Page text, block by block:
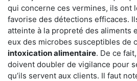
qui concerne ces vermines, ils ont
favorise des détections efficaces.
atteinte à la propreté des aliments
eux des microbes susceptibles de
intoxication alimentaire. De ce
doivent doubler de vigilance pour
qu’ils servent aux clients. Il faut